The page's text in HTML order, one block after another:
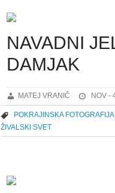
NAVADNI
DAMJAK
MATEJ VRANIČ NOV -
POKRAJINSKA FOTOGRAFIJA
ŽIVALSKI SVET